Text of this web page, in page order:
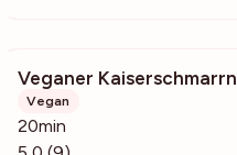
Veganer Kaiserschmarrn
Vegan
20min